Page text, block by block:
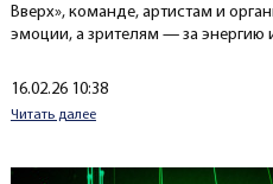
Вверх», команде, артистам и
эмоции, а зрителям — за энергию
Создано
16.02.26 10:38
Читать далее